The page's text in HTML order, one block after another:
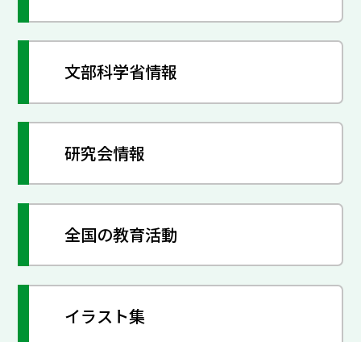
文部科学省情報
研究会情報
全国の教育活動
イラスト集